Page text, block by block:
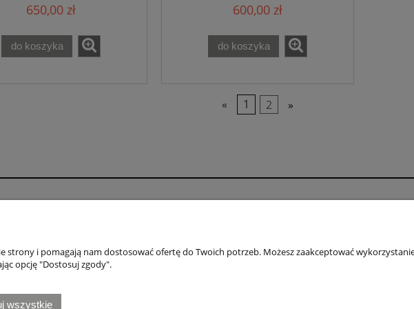
650,00 zł
do koszyka
600,00 zł
do koszyka
« 1 2 »
Numery kont bankowych
strony i pomagają nam dostosować ofertę do Twoich potrzeb. Możesz zaakceptować
opcję "Dostosuj zgody".
wszystkie